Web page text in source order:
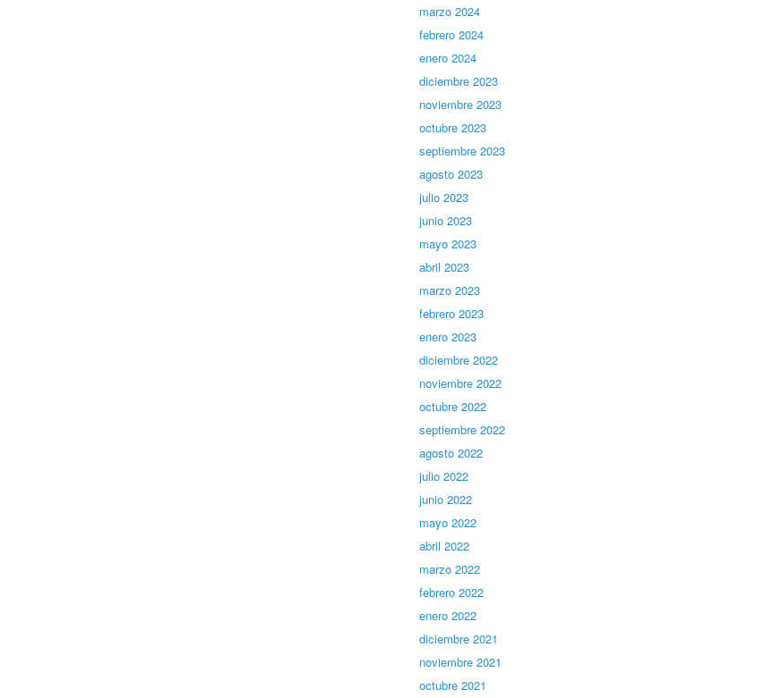
marzo 2024
febrero 2024
enero 2024
diciembre 2023
noviembre 2023
octubre 2023
septiembre 2023
agosto 2023
julio 2023
junio 2023
mayo 2023
abril 2023
marzo 2023
febrero 2023
enero 2023
diciembre 2022
noviembre 2022
octubre 2022
septiembre 2022
agosto 2022
julio 2022
junio 2022
mayo 2022
abril 2022
marzo 2022
febrero 2022
enero 2022
diciembre 2021
noviembre 2021
octubre 2021